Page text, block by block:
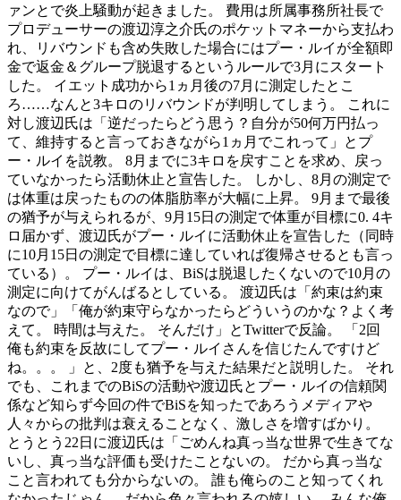
ァンとで炎上騒動が起きました。 費用は所属事務所社長で
プロデューサーの渡辺淳之介氏のポケットマネーから支払わ
れ、リバウンドも含め失敗した場合にはプー・ルイが全額即
金で返金＆グループ脱退するというルールで3月にスタート
した。 イエット成功から1ヵ月後の7月に測定したとこ
ろ……なんと3キロのリバウンドが判明してしまう。 これに
対し渡辺氏は「逆だったらどう思う？自分が50何万円払っ
て、維持すると言っておきながら1ヵ月でこれって」とプ
ー・ルイを説教。 8月までに3キロを戻すことを求め、戻っ
ていなかったら活動休止と宣告した。 しかし、8月の測定で
は体重は戻ったものの体脂肪率が大幅に上昇。 9月まで最後
の猶予が与えられるが、9月15日の測定で体重が目標に0. 4キ
ロ届かず、渡辺氏がプー・ルイに活動休止を宣告した（同時
に10月15日の測定で目標に達していれば復帰させるとも言っ
ている）。 プー・ルイは、BiSは脱退したくないので10月の
測定に向けてがんばるとしている。 渡辺氏は「約束は約束
なので」「俺が約束守らなかったらどういうのかな？よく考
えて。 時間は与えた。 そんだけ」とTwitterで反論。 「2回
俺も約束を反故にしてプー・ルイさんを信じたんですけど
ね。。。 」と、2度も猶予を与えた結果だと説明した。 それ
でも、これまでのBiSの活動や渡辺氏とプー・ルイの信頼関
係など知らず今回の件でBiSを知ったであろうメディアや
人々からの批判は衰えることなく、激しさを増すばかり。
とうとう22日に渡辺氏は「ごめんね真っ当な世界で生きてな
いし、真っ当な評価も受けたことないの。 だから真っ当な
こと言われても分からないの。 誰も俺らのこと知ってくれ